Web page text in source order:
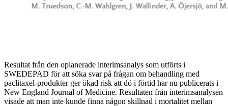
Resultat från den oplanerade interimsanalys som utförts i
SWEDEPAD för att söka svar på frågan om behandling med
paclitaxel-produkter ger ökad risk att dö i förtid har nu publicerats i
New England Journal of Medicine. Resultaten från interimsanalysen
visade att man inte kunde finna någon skillnad i mortalitet mellan